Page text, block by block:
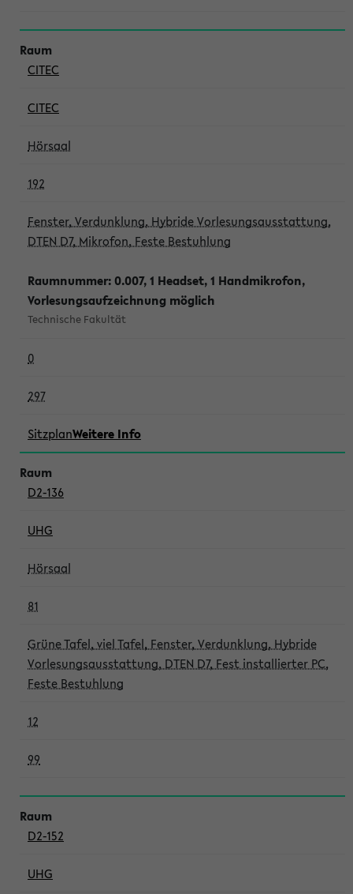
CITEC
CITEC
Hörsaal
192
Fenster, Verdunklung, Hybride Vorlesungsausstattung,
DTEN D7, Mikrofon, Feste Bestuhlung
Raumnummer: 0.007, 1 Headset, 1 Handmikrofon,
Vorlesungsaufzeichnung möglich
Technische Fakultät
0
297
SitzplanWeitere Info
D2-136
UHG
Hörsaal
81
Grüne Tafel, viel Tafel, Fenster, Verdunklung, Hybride
Vorlesungsausstattung, DTEN D7, Fest installierter PC,
Feste Bestuhlung
12
99
D2-152
UHG